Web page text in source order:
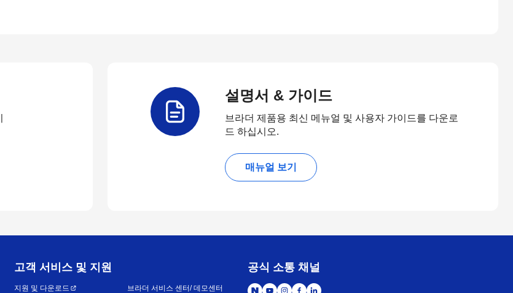
설명서 & 가이드
브라더 제품용 최신 메뉴얼 및 사용자 가이드를 다운로
드 하십시오.
매뉴얼 보기
고객 서비스 및 지원
지원 및 다운로드 브라더 서비스 센터/ 데모센터
공식 소통 채널